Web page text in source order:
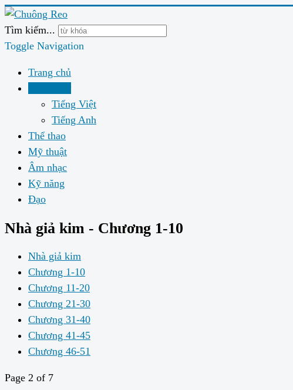
Tìm kiếm...
Toggle Navigation
Trang chủ
Tiếng Việt
Tiếng Anh
Thể thao
Mỹ thuật
Âm nhạc
Kỹ năng
Đạo
Nhà giả kim - Chương 1-10
Nhà giả kim
Chương 1-10
Chương 11-20
Chương 21-30
Chương 31-40
Chương 41-45
Chương 46-51
Page 2 of 7